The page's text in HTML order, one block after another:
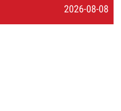
2026-08-08